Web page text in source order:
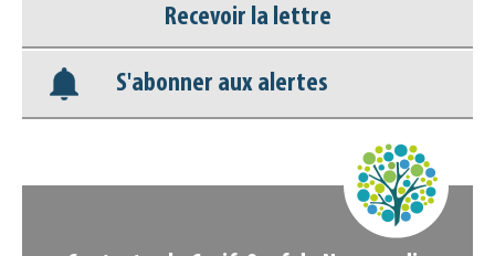
Nos veilles Scoop.it
Appels à projets
Recevoir la lettre
S'abonner aux alertes